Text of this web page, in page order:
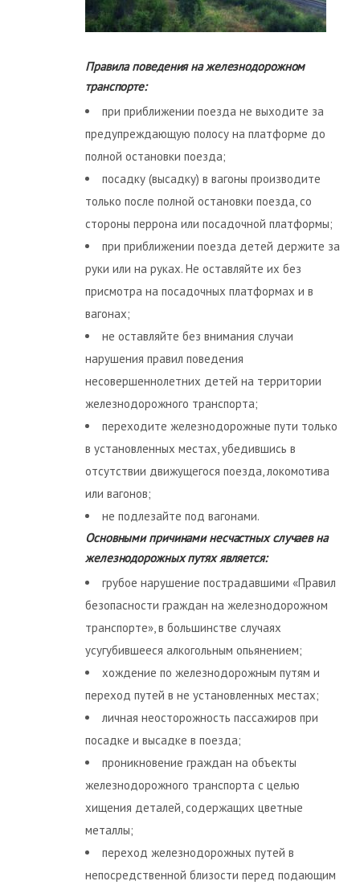
Правила поведения на железнодорожном
транспорте:
при приближении поезда не выходите за
предупреждающую полосу на платформе до
полной остановки поезда;
посадку (высадку) в вагоны производите
только после полной остановки поезда, со
стороны перрона или посадочной платформы;
при приближении поезда детей держите за
руки или на руках. Не оставляйте их без
присмотра на посадочных платформах и в
вагонах;
не оставляйте без внимания случаи
нарушения правил поведения
несовершеннолетних детей на территории
железнодорожного транспорта;
переходите железнодорожные пути только
в установленных местах, убедившись в
отсутствии движущегося поезда, локомотива
или вагонов;
не подлезайте под вагонами.
Основными причинами несчастных случаев на
железнодорожных путях является:
грубое нарушение пострадавшими «Правил
безопасности граждан на железнодорожном
транспорте», в большинстве случаях
усугубившееся алкогольным опьянением;
хождение по железнодорожным путям и
переход путей в не установленных местах;
личная неосторожность пассажиров при
посадке и высадке в поезда;
проникновение граждан на объекты
железнодорожного транспорта с целью
хищения деталей, содержащих цветные
металлы;
переход железнодорожных путей в
непосредственной близости перед подающим